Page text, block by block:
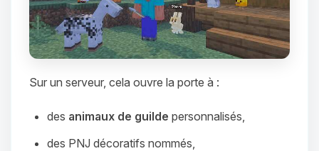
Sur un serveur, cela ouvre la porte à :
des animaux de guilde personnalisés,
des PNJ décoratifs nommés,
Youpi, enfin quelqu’un pour me
parler ! Moi c’est Choupy, ton petit
assistant BoxToPlay. Dis-moi ce dont
tu as besoin et je vais remuer mes
08/08/2026 à 09:12